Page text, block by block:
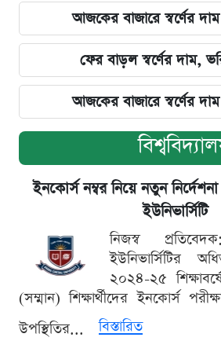
আজকের বাজারে স্বর্ণের
ফের বাড়ল স্বর্ণের দাম,
আজকের বাজারে স্বর্ণের
ইনকোর্স নম্বর নিয়ে নতুন নির্দেশনা
ইউনিভার্সিটি
নিজস্ব
ইউনিভার্সিটির
২০২৪-২৫
(সম্মান) শিক্ষার্থীদের ইনকোর্স
উপস্থিতির...
বিস্তারিত